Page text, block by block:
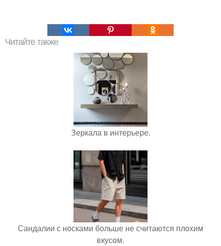
Читайте также
Зеркала в интерьере.
Сандалии с носками больше не считаются плохим
вкусом.